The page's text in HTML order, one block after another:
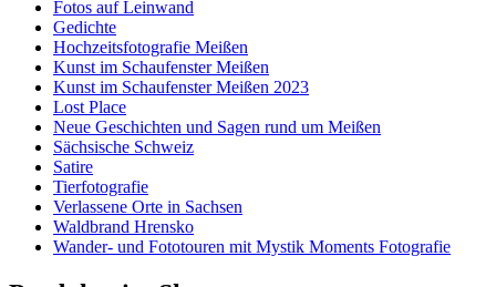
Fotos auf Leinwand
Gedichte
Hochzeitsfotografie Meißen
Kunst im Schaufenster Meißen
Kunst im Schaufenster Meißen 2023
Lost Place
Neue Geschichten und Sagen rund um Meißen
Sächsische Schweiz
Satire
Tierfotografie
Verlassene Orte in Sachsen
Waldbrand Hrensko
Wander- und Fototouren mit Mystik Moments Fotografie